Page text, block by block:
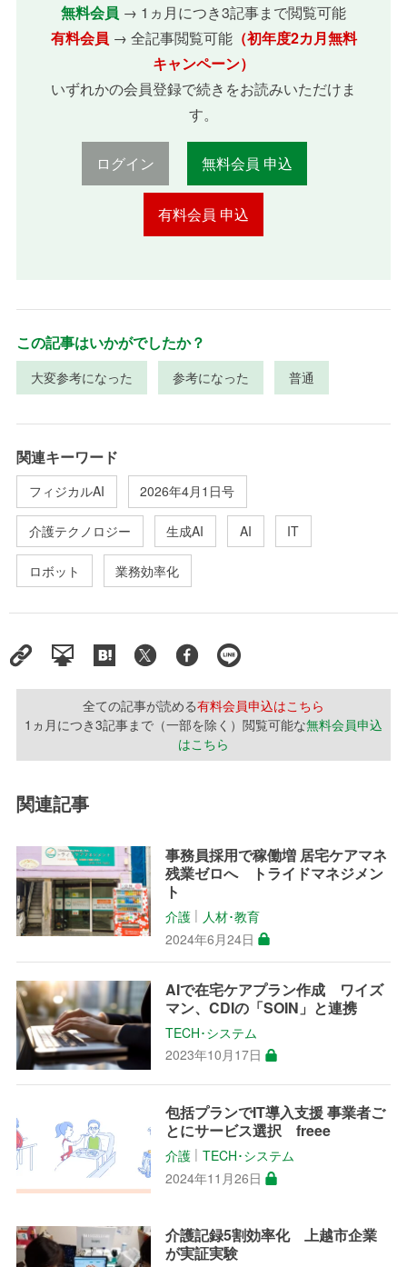
無料会員 → 1ヵ月につき3記事まで閲覧可能
有料会員 → 全記事閲覧可能（初年度2カ月無料
キャンペーン）
いずれかの会員登録で続きをお読みいただけま
す。
ログイン 無料会員 申込
有料会員 申込
この記事はいかがでしたか？
大変参考になった 参考になった 普通
関連キーワード
フィジカルAI 2026年4月1日号
介護テクノロジー 生成AI AI IT
ロボット 業務効率化
全ての記事が読める有料会員申込はこちら
1ヵ月につき3記事まで（一部を除く）閲覧可能な無料会員申込
はこちら
関連記事
事務員採用で稼働増 居宅ケアマネ
残業ゼロへ トライドマネジメン
ト
介護 │ 人材･教育
2024年6月24日
AIで在宅ケアプラン作成 ワイズ
マン、CDIの「SOIN」と連携
TECH･システム
2023年10月17日
包括プランでIT導入支援 事業者ご
とにサービス選択 freee
介護 │TECH･システム
2024年11月26日
介護記録5割効率化 上越市企業
が実証実験